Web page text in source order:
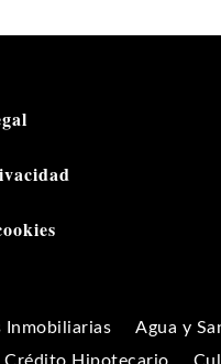
Inmobiliarias Agua y